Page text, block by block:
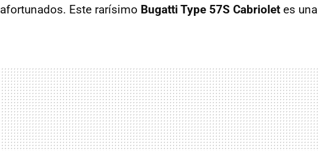
afortunados. Este rarísimo Bugatti Type 57S Cabriolet es